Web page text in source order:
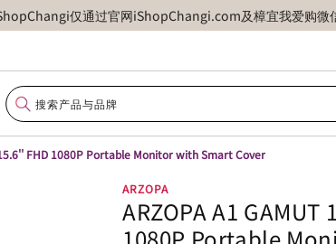
仅通过官网iShopChangi.com及樟宜我爱购微
15.6'' FHD 1080P Portable Monitor with Smart Cover
ARZOPA
ARZOPA A1 GAMUT